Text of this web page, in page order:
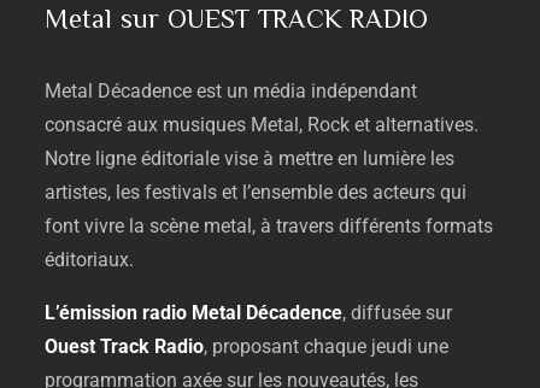
Metal sur OUEST TRACK RADIO
Metal Décadenceest un média indépendant
consacré aux musiques Metal, Rocket alternatives.
Notre ligneéditorialevise à mettreen lumière les
artistes, lesfestivalset l’ensembledes acteursqui
fontvivre la scène metal, àtraversdifférentsformats
éditoriaux.
L’émissionradio Metal Décadence,diffusée sur
OuestTrack Radio, proposantchaque jeudi une
programmation axée sur les nouveautés, les